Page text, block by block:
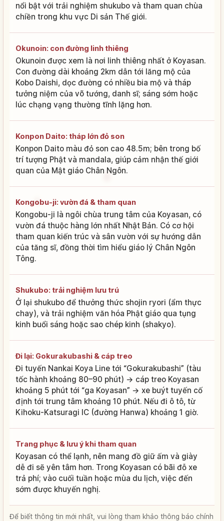
nổi bật với trải nghiệm shukubo và tham quan chùa
chiền trong khu vực Di sản Thế giới.
Okunoin: con đường linh thiêng
Okunoin được xem là nơi linh thiêng nhất ở Koyasan.
Con đường dài khoảng 2km dẫn tới lăng mộ của
Kobo Daishi, dọc đường có nhiều bia mộ và tháp
tưởng niệm của võ tướng, danh sĩ; sáng sớm hoặc
lúc chạng vạng thường tĩnh lặng hơn.
Konpon Daito: tháp lớn đỏ son
Konpon Daito màu đỏ son cao 48.5m; bên trong bố
trí tượng Phật và mandala, giúp cảm nhận thế giới
quan của Mật giáo Chân Ngôn.
Kongobu-ji: vườn đá & tham quan
Kongobu-ji là ngôi chùa trung tâm của Koyasan, có
vườn đá thuộc hàng lớn nhất Nhật Bản. Có cơ hội
tham quan kiến trúc và sân vườn với sự hướng dẫn
của tăng sĩ, đồng thời tìm hiểu giáo lý Chân Ngôn
Tông.
Shukubo: trải nghiệm lưu trú
Ở lại shukubo để thưởng thức shojin ryori (ẩm thực
chay), và trải nghiệm văn hóa Phật giáo qua tụng
kinh buổi sáng hoặc sao chép kinh (shakyo).
Đi lại: Gokurakubashi & cáp treo
Đi tuyến Nankai Koya Line tới “Gokurakubashi” (tàu
tốc hành khoảng 80–90 phút) → cáp treo Koyasan
khoảng 5 phút tới “ga Koyasan” → xe buýt tuyến cố
định tới trung tâm khoảng 10 phút. Nếu đi ô tô, từ
Kihoku-Katsuragi IC (đường Hanwa) khoảng 1 giờ.
Trang phục & lưu ý khi tham quan
Koyasan có thể lạnh, nên mang đồ giữ ấm và giày
dễ đi sẽ yên tâm hơn. Trong Koyasan có bãi đỗ xe
trả phí; vào cuối tuần hoặc mùa du lịch, việc đến
sớm được khuyến nghị.
Để biết thông tin mới nhất, vui lòng tham khảo thông báo chính